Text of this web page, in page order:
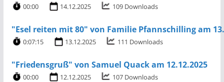
00:00 14.12.2025 109 Downloads
"Esel reiten mit 80" von Familie Pfannschilling am
0:07:15 13.12.2025 111 Downloads
"Friedensgruß" von Samuel Quack am 12.12.2025
00:00 12.12.2025 107 Downloads